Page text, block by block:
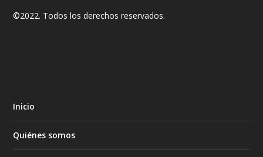
©2022. Todos los derechos reservados.
Inicio
Quiénes somos